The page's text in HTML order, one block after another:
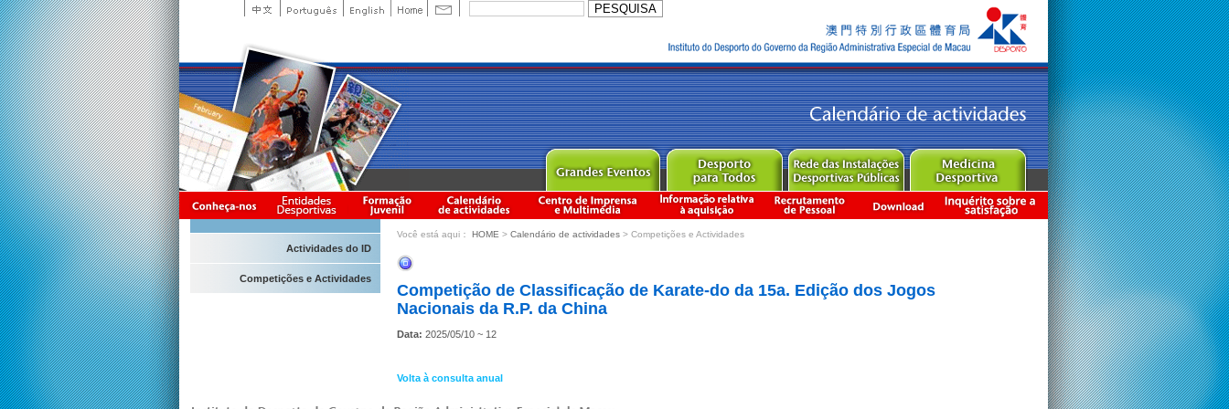
Actividades do ID
Competições e Actividades
Você está aqui： HOME > Calendário de actividades > Competições e Actividades
Competição de Classificação de Karate-do da 15a. Edição dos Jogos
Nacionais da R.P. da China
Data: 2025/05/10 ~ 12
Volta à consulta anual